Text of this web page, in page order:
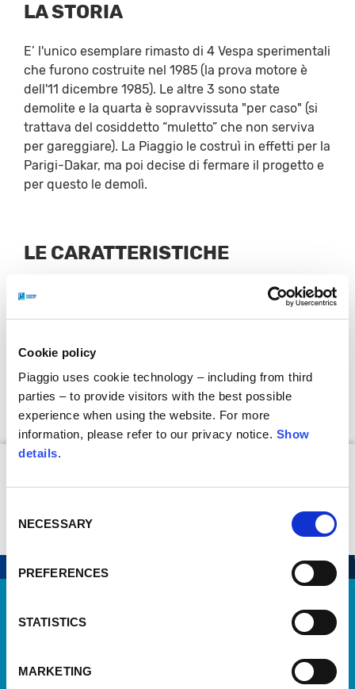
Cookie policy
Piaggio uses cookie technology – including from third
parties – to provide visitors with the best possible
experience when using the website. For more
information, please refer to our privacy notice. Show
details.
Selection
NECESSARY
PREFERENCES
STATISTICS
MARKETING
LA STORIA
E’ l'unico esemplare rimasto di 4 Vespa sperimentali
che furono costruite nel 1985 (la prova motore è
dell'11 dicembre 1985). Le altre 3 sono state
demolite e la quarta è sopravvissuta "per caso" (si
trattava del cosiddetto “muletto” che non serviva
per gareggiare). La Piaggio le costruì in effetti per la
Parigi-Dakar, ma poi decise di fermare il progetto e
per questo le demolì.
LE CARATTERISTICHE
MOTORE
12 cavalli, 6000 giri
dedicate